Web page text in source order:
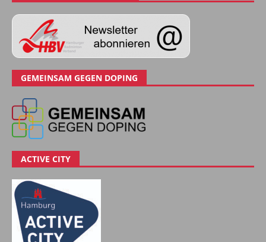
GEMEINSAM GEGEN DOPING
ACTIVE CITY